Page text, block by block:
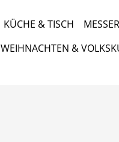
KÜCHE & TISCH
WEIHNACHTEN &